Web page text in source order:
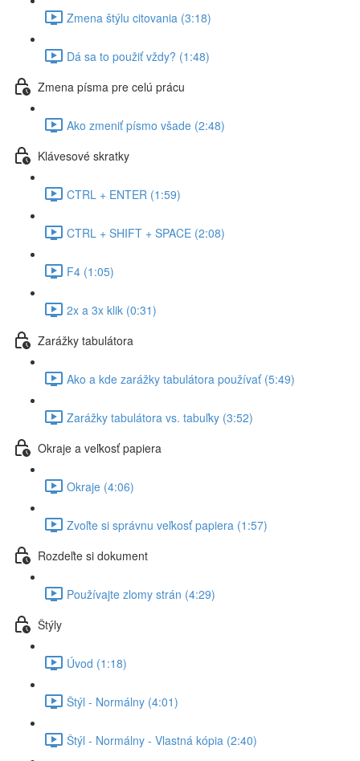
Zmena štýlu citovania (3:18)
Dá sa to použiť vždy? (1:48)
Zmena písma pre celú prácu
Ako zmeniť písmo všade (2:48)
Klávesové skratky
CTRL + ENTER (1:59)
CTRL + SHIFT + SPACE (2:08)
F4 (1:05)
2x a 3x klik (0:31)
Zarážky tabulátora
Ako a kde zarážky tabulátora používať (5:49)
Zarážky tabulátora vs. tabuľky (3:52)
Okraje a veľkosť papiera
Okraje (4:06)
Zvoľte si správnu veľkosť papiera (1:57)
Rozdeľte si dokument
Používajte zlomy strán (4:29)
Štýly
Úvod (1:18)
Štýl - Normálny (4:01)
Štýl - Normálny - Vlastná kópia (2:40)